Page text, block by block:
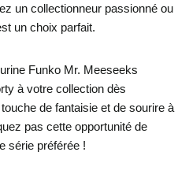
un collectionneur passionné ou
un choix parfait.
Funko Mr. Meeseeks
à votre collection dès
de fantaisie et de sourire à
pas cette opportunité de
série préférée !